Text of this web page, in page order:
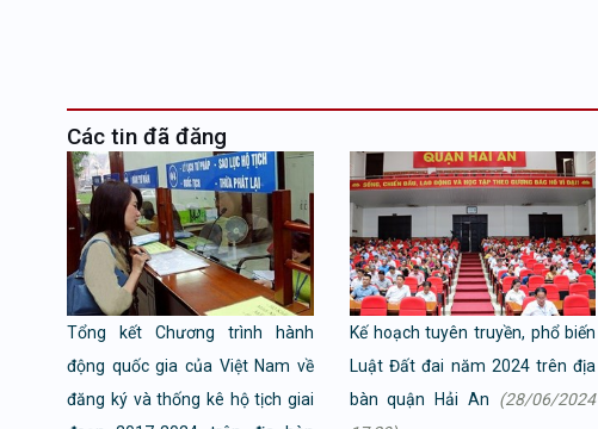
Các tin đã đăng
Tổng kết Chương trình hành
động quốc gia của Việt Nam về
đăng ký và thống kê hộ tịch giai
Kế hoạch tuyên truyền, phổ biến
Luật Đất đai năm 2024 trên địa
bàn quận Hải An
(28/06/2024